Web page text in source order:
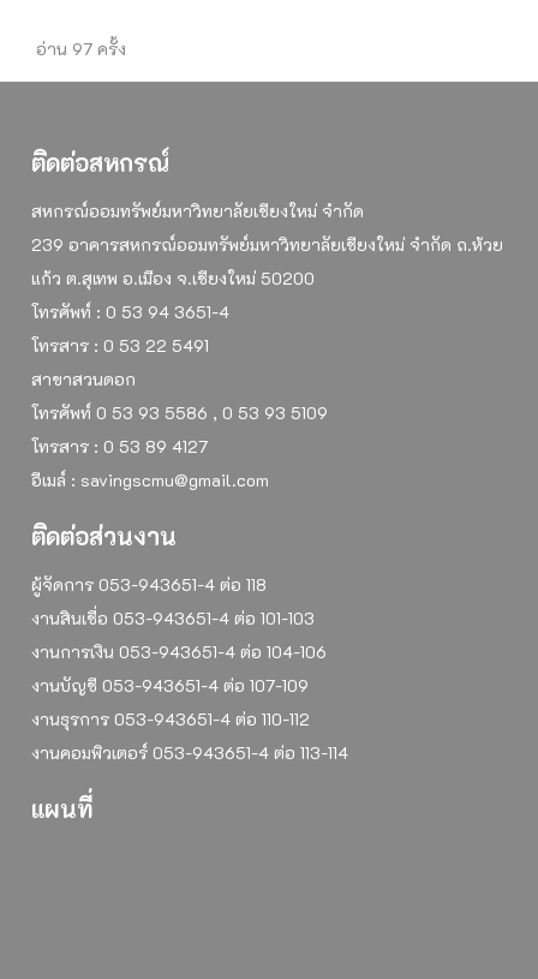
อ่าน 97 ครั้ง
ติดต่อสหกรณ์
สหกรณ์ออมทรัพย์มหาวิทยาลัยเชียงใหม่ จำกัด
239 อาคารสหกรณ์ออมทรัพย์มหาวิทยาลัยเชียงใหม่ จำกัด ถ.ห้วย
แก้ว ต.สุเทพ อ.เมือง จ.เชียงใหม่ 50200
โทรศัพท์ : 0 53 94 3651-4
โทรสาร : 0 53 22 5491
สาขาสวนดอก
โทรศัพท์ 0 53 93 5586 , 0 53 93 5109
โทรสาร : 0 53 89 4127
อีเมล์ : savingscmu@gmail.com
ติดต่อส่วนงาน
ผู้จัดการ 053-943651-4 ต่อ 118
งานสินเชื่อ 053-943651-4 ต่อ 101-103
งานการเงิน 053-943651-4 ต่อ 104-106
งานบัญชี 053-943651-4 ต่อ 107-109
งานธุรการ 053-943651-4 ต่อ 110-112
งานคอมพิวเตอร์ 053-943651-4 ต่อ 113-114
แผนที่